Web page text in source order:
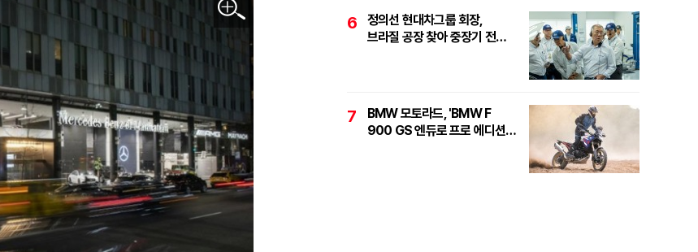
6
정의선 현대차그룹 회장,
브라질 공장 찾아 중장기 전략
7
BMW 모토라드, 'BMW F
900 GS 엔듀로 프로 에디션'